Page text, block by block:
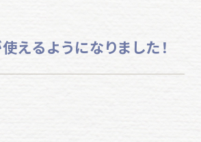
えるようになりました！